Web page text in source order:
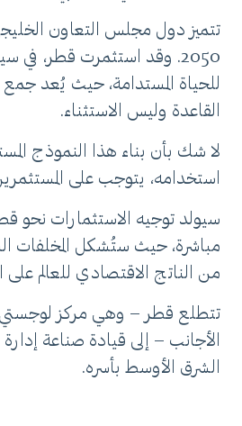
2050. وقد استثمرت قطر،
للحياة المستدامة، حيث يُعد جمع
القاعدة وليس الاستثناء.
لا شك بأن بناء هذا النموذج
استخدامه، يتوجب على
سيولد توجيه الاستثمارات نحو
من الناتج الاقتصادي للعالم على
تتطلع قطر – وهي مركز لوجستي
الأجانب – إلى قيادة صناعة
الشرق الأوسط بأسره.